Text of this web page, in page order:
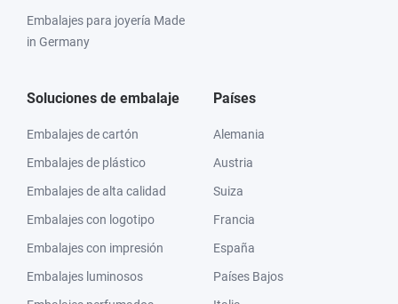
Embalajes para joyería Made
in Germany
Soluciones de embalaje
Embalajes de cartón
Embalajes de plástico
Embalajes de alta calidad
Embalajes con logotipo
Embalajes con impresión
Embalajes luminosos
Países
Alemania
Austria
Suiza
Francia
España
Países Bajos